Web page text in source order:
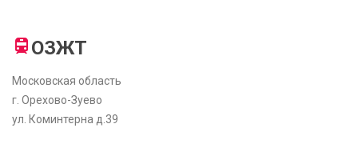
ОЗЖТ
Московская область
г. Орехово-Зуево
ул. Коминтерна д.39